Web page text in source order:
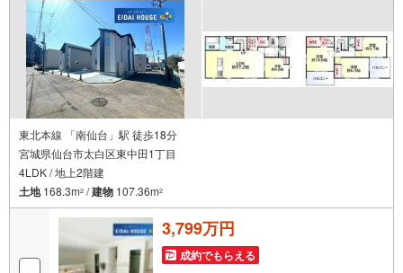
東北本線 「南仙台」駅 徒歩18分
宮城県仙台市太白区東中田1丁目
4LDK / 地上2階建
土地168.3m2 /建物 107.36m2
3,799万円
成約でもらえる